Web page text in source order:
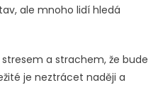
ale mnoho lidí hledá
a strachem, že bude
je neztrácet naději a